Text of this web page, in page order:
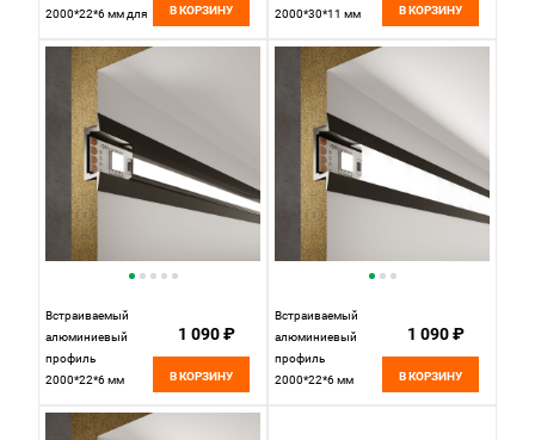
2000*22*6 мм для
ленты LL-2-ALP007
Elektrostandard
В КОРЗИНУ
2000*30*11 мм
Led Strip ALM010S-
2M Серебро, цена
за штуку
В КОРЗИНУ
Встраиваемый
алюминиевый
профиль
2000*22*6 мм
для светодиодной
1 090 ₽
В КОРЗИНУ
Встраиваемый
алюминиевый
профиль
2000*22*6 мм
1 090 ₽
В КОРЗИНУ